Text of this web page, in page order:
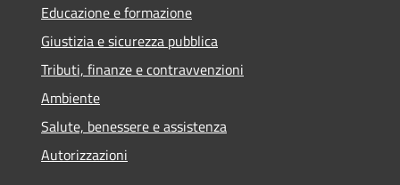
Educazione e formazione
Giustizia e sicurezza pubblica
Tributi, finanze e contravvenzioni
Ambiente
Salute, benessere e assistenza
Autorizzazioni